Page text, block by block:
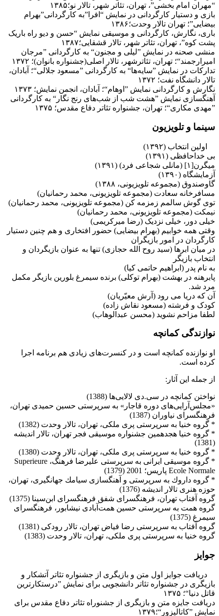
“مهران امام بخشی”، تهران، تئاتر شهر، تالار نو؛۱۳۸۵
بازی و دستیار کارگردانی در نمایش “افرا”به کارگردانی”بهرام
بیضایی”؛ تهران تالار وحدت؛۱۳۸۶
باری، نگارش، کارگردانی و موسیقی نمایش “حسن و دیو راه باریک
پشت کوه”، تهران، تئاتر شهر، تالار قشقایی؛۱۳۸۷
منشی صحنه در نمایش ”لیلی و مجنون“ به کارگردانی ”مرجان
امیرارجمند“؛ تهران، تئاترشهر، تالار اصلی(جشنواره بانوان)؛ ۱۳۷۲
تدارکات در نمایش ”سایه‌ها“ به کارگردانی ”مسعود جلالی“؛ آبادان،
تالار دانشگاه نفت؛ ۱۳۷۲
نگارش و کارگردانی نمایش ”اوهام“؛ آبادان، انجمن نمایش؛ ۱۳۷۳
آهنگسازی نمایش ”هشت شب از شب‌های رنج نگار“ به کارگردانی
”مهدی مکاری“؛ تهران، جشنواره تئاتر دفاع مقدس؛ ۱۳۷۵
سینما و تلویزیون
اولین انتخاب (۱۳۹۲)
بی خداحافظی (۱۳۹۱)
میگرن[۱] (مانلی شجاعی فرد) (۱۳۹۱)
آزمایشگاه (۱۳۹۰)
گاوصندوق (مجموعه تلویزیونی، ۱۳۸۸)
مسافرخانه سعادت (مجموعه تلویزیونی، محمد رحمانیان)
توی گوش سالمم زمزمه کن (مجموعه تلویزیونی، محمد رحمانیان)
نیمکت (مجموعه تلویزیونی، محمد رحمانیان)
خیلی دور، خیلی نزدیک (رضا میرکریمی)
وقتی همه خوابیم (بهرام بیضایی) حضور افتخاری و هم چنین دستیار
کارگردان در امور بازیگران
در میان ابرها (سید روح الله حجازی) تنها به عنوان بازیگردان و
انتخاب بازیگر
به نام پدر (ابراهیم حاتمی کیا)
پابرهنه در بهشت (بهرام توکلی) برنده سیمرغ بلورین بازیگر مکمل
مرد شد.
آن که دریا می رود (آرش معیّریان)
کودک و فرشته (مسعود نقاش زاده)
لطفا مزاحم نشوید (محسن عبدالوهاب)
نوازندگی کمانچه
او نوازنده كمانچه است و در كنسرت‌های زیادی هم برنامه اجرا
كرده است.
از جمله این آثار:
نواختن كمانچه در سی.دی لالایی‌ها (1388‌)
«مجلس‌آرایی‌های دوره‌ قاجار» به سرپرستی حسین حمیدی تهران،
‌فرهنگسرای نیاوران (‌‌1387‌)
‌* گروه خنیا به سرپرستی پری ملكی، تهران، تالار وحدت (1382‌)
‌* گروه خنیا هجدهمین جشنواره موسیقی فجر تهران، تالار اندیشه
(1381‌)
‌* گروه خنیا به سرپرستی پری ملكی، تهران، تالار وحدت (1380‌)
‌* گروه موسیقی ایرانی به سرپرستی علیرضا فرهنگ، Superieure
Ecole Normale ‌پاریس؛ 2001 (1379‌)
‌* گروه داروك به سرپرستی و آهنگسازی سیامك جهانگیری، تهران،
حوزه هنری ‌تالار ‌اندیشه‌ (1376‌)
‌گروه آفتاب تهران، فرهنگسرای شفق فرهنگسرای ابن‌سینا (1375‌)
‌گروه همت به سرپرستی حسین همت‌آبادی نیشابور، فرهنگسرای
سیمرغ (1375‌)
‌گروه آفتاب به سرپرستی رضا فیاض تهران، تالار رودكی (1381‌)
گروه خنیا به سرپرستی پری ملكی، تهران، تالار وحدت (1383‌)
جوایز
دریافت جوایز اول متن و بازیگری از جشنواره تئاتر آتشکار و
بازیگری در جشنواره تئاتر دانشجویی برای نمایش ”درستکارترین
قاتل دنیا“؛ ۱۳۷۵
دریافت جایزه متن و بازیگری از جشنوراه تئاتر دفاع مقدس برای
نمایش ”کاتالیزور“؛۱۳۷۹